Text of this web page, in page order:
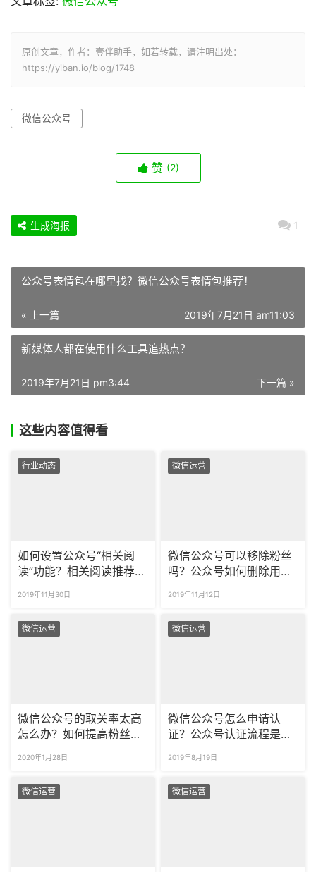
原创文章，作者：壹伴助手，如若转载，请注明出处：
https://yiban.io/blog/1748
微信公众号
赞 (2)
1
生成海报
公众号表情包在哪里找？微信公众号表情包推荐！
« 上一篇 2019年7月21日 am11:03
新媒体人都在使用什么工具追热点？
下一篇 »
2019年7月21日 pm3:44
这些内容值得看
行业动态
如何设置公众号“相关阅
读”功能？相关阅读推荐有
2019年11月30日
微信运营
微信公众号可以移除粉丝
吗？公众号如何删除用
2019年11月12日
微信运营
微信公众号的取关率太高
怎么办？如何提高粉丝黏
2020年1月28日
微信运营
微信公众号怎么申请认
证？公众号认证流程是什
2019年8月19日
微信运营 微信运营